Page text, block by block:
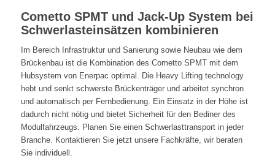
Cometto SPMT und Jack-Up System bei
Schwerlasteinsätzen kombinieren
Im Bereich Infrastruktur und Sanierung sowie Neubau wie dem
Brückenbau ist die Kombination des Cometto SPMT mit dem
Hubsystem von Enerpac optimal. Die Heavy Lifting technology
hebt und senkt schwerste Brückenträger und arbeitet synchron
und automatisch per Fernbedienung. Ein Einsatz in der Höhe ist
dadurch nicht nötig und bietet Sicherheit für den Bediner des
Modulfahrzeugs. Planen Sie einen Schwerlasttransport in jeder
Branche. Kontaktieren Sie jetzt unsere Fachkräfte, wir beraten
Sie individuell.